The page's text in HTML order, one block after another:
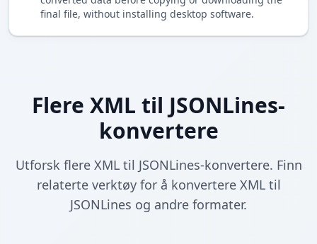
final file, without installing desktop software.
Flere XML til JSONLines-
konvertere
Utforsk flere XML til JSONLines-konvertere. Finn
relaterte verktøy for å konvertere XML til
JSONLines og andre formater.